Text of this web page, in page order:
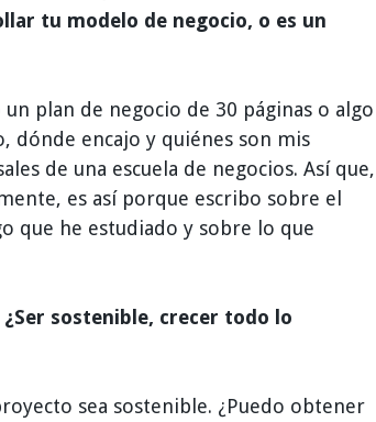
tu modelo de negocio, o es un
plan de negocio de 30 páginas o algo
dónde encajo y quiénes son mis
de una escuela de negocios. Así que,
es así porque escribo sobre el
que he estudiado y sobre lo que
sostenible, crecer todo lo
sea sostenible. ¿Puedo obtener